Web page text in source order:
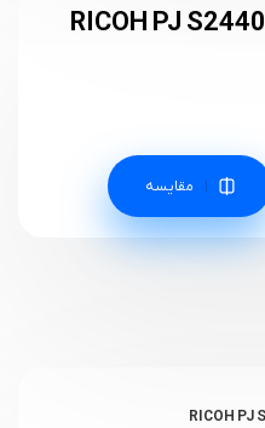
مقایسه